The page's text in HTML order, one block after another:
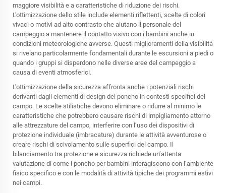
maggiore visibilità e a caratteristiche di riduzione dei rischi.
L’ottimizzazione dello stile include elementi riflettenti, scelte di colori
vivaci o motivi ad alto contrasto che aiutano il personale del
campeggio a mantenere il contatto visivo con i bambini anche in
condizioni meteorologiche avverse. Questi miglioramenti della visibilità
si rivelano particolarmente fondamentali durante le escursioni a piedi o
quando i gruppi si disperdono nelle diverse aree del campeggio a
causa di eventi atmosferici.
L'ottimizzazione della sicurezza affronta anche i potenziali rischi
derivanti dagli elementi di design del poncho in contesti specifici del
campo. Le scelte stilistiche devono eliminare o ridurre al minimo le
caratteristiche che potrebbero causare rischi di impigliamento attorno
alle attrezzature del campo, interferire con l’uso dei dispositivi di
protezione individuale (imbracature) durante le attività avventurose o
creare rischi di scivolamento sulle superfici del campo. Il
bilanciamento tra protezione e sicurezza richiede un’attenta
valutazione di come i poncho per bambini interagiscono con l’ambiente
fisico specifico e con le modalità di attività tipiche dei programmi estivi
nei campi.